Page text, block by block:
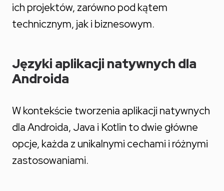
ich projektów, zarówno pod kątem
technicznym, jak i biznesowym.
Języki aplikacji natywnych dla
Androida
W kontekście tworzenia aplikacji natywnych
dla Androida, Java i Kotlin to dwie główne
opcje, każda z unikalnymi cechami i różnymi
zastosowaniami.